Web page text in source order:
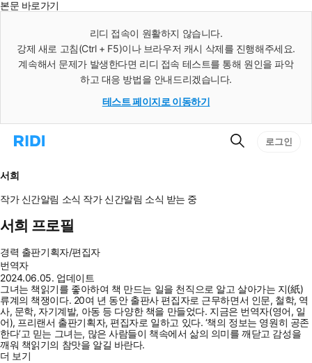
본문 바로가기
리디 접속이 원활하지 않습니다.
강제 새로 고침(Ctrl + F5)이나 브라우저 캐시 삭제를 진행해주세요.
계속해서 문제가 발생한다면 리디 접속 테스트를 통해 원인을 파악
하고 대응 방법을 안내드리겠습니다.
테스트 페이지로 이동하기
리
으
로
이
동
검
로그인
서희
작가 신간알림 소식 작가 신간알림 소식 받는 중
서희 프로필
경력 출판기획자/편집자
번역자
2024.06.05. 업데이트
그녀는 책읽기를 좋아하여 책 만드는 일을 천직으로 알고 살아가는 지(紙)
류계의 책쟁이다. 20여 년 동안 출판사 편집자로 근무하면서 인문, 철학, 역
사, 문학, 자기계발, 아동 등 다양한 책을 만들었다. 지금은 번역자(영어, 일
어), 프리랜서 출판기획자, 편집자로 일하고 있다. ‘책의 정보는 영원히 공존
한다’고 믿는 그녀는, 많은 사람들이 책속에서 삶의 의미를 깨닫고 감성을
깨워 책읽기의 참맛을 알길 바란다.
더 보기